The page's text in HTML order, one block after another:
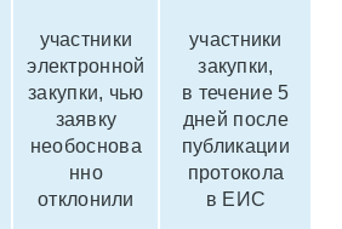
участники
электронной
закупки, чью
заявку
необоснова
нно
отклонили
участники
закупки,
в течение 5
дней после
публикации
протокола
в ЕИС